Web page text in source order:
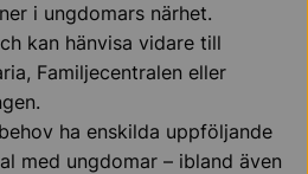
i ungdomars närhet.
kan hänvisa vidare till
Familjecentralen eller
ha enskilda uppföljande
med ungdomar – ibland även